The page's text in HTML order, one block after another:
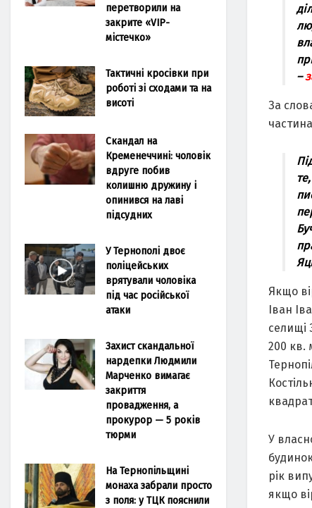
–
За
Якщо
Іван
селищі
200 кв.
У
рік
якщо
перетворили на
закрите «VIP-
містечко»
Тактичні кросівки при
роботі зі сходами та на
висоті
Скандал на
Кременеччині: чоловік
вдруге побив
колишню дружину і
опинився на лаві
підсудних
У Тернополі двоє
поліцейських
врятували чоловіка
під час російської
атаки
Захист скандальної
нардепки Людмили
Марченко вимагає
закриття
провадження, а
прокурор — 5 років
тюрми
На Тернопільщині
монаха забрали просто
з поля: у ТЦК пояснили